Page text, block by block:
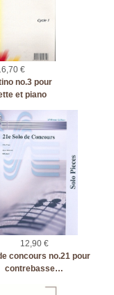
€
no.3 pour
et piano
12,90 €
concours no.21 pour
contrebasse…